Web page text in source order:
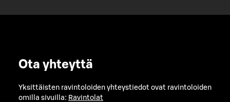
Ota yhteyttä
Yksittäisten ravintoloiden yhteystiedot ovat ravintoloiden
omilla sivuilla: Ravintolat